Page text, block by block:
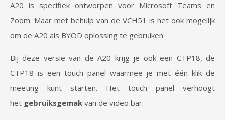
A20 is specifiek ontworpen voor Microsoft Teams en
Zoom. Maar met behulp van de VCH51 is het ook mogelijk
om de A20 als BYOD oplossing te gebruiken.
Bij deze versie van de A20 krijg je ook een CTP18, de
CTP18 is een touch panel waarmee je met één klik de
meeting kunt starten. Het touch panel verhoogt
het gebruiksgemak van de video bar.